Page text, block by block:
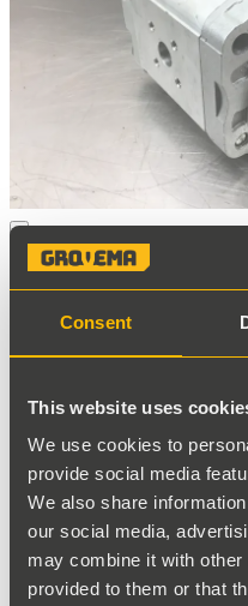
Consent
This website uses
We use cookies to
provide social media
We also share
our social media,
may combine it with other
provided to them or that
Terug naar resultaten
Liebherr
Voorraadnummer